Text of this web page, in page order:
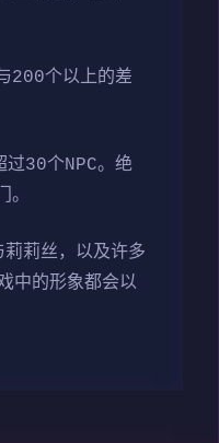
200个以上的差
过30个NPC。绝
。
莉丝，以及许多
中的形象都会以